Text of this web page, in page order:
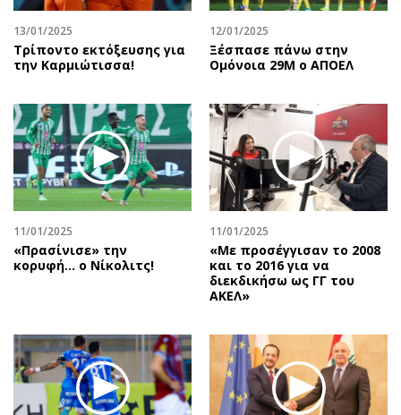
Υγεία
Πολιτική
Βουλευτικές 2026
Προεδρικές 2023
Δημοσκοπήσεις
Διπλωματία
Αθλητισμός
Κύπρος
Ελλάδα
Διεθνή
Οικονομία
Real Estate
Επιχειρήσεις
The Hill
Υγεία
Αγγελίες
Πωλούνται
Ζητούν εργασία
Θέσεις εργασίας
Geek
Νέα
Κινητά-tablets
Social
Αυτοκίνηση
Πολιτική
Οικονομία
Γενικά
13/01/2025
Τρίποντο εκτόξευσης για
την Καρμιώτισσα!
12/01/2025
Ξέσπασε πάνω στην
Ομόνοια 29Μ ο ΑΠΟΕΛ
11/01/2025
«Πρασίνισε» την
κορυφή… ο Νίκολιτς!
11/01/2025
«Με προσέγγισαν το 2008
και το 2016 για να
διεκδικήσω ως ΓΓ του
ΑΚΕΛ»